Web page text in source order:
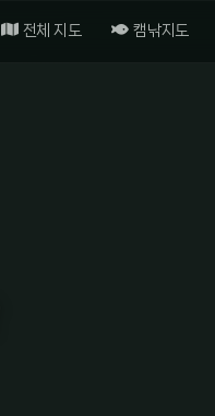
전체 지도 캠낚지도